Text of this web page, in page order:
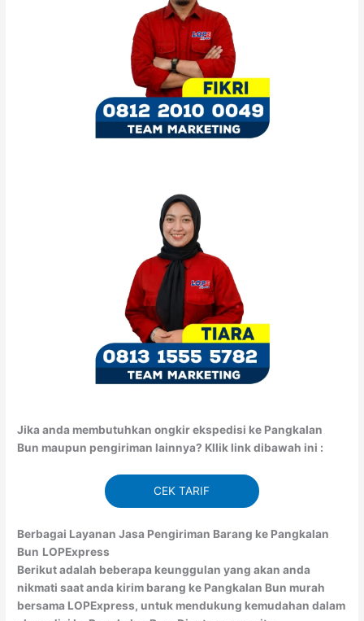
Jika anda membutuhkan ongkir ekspedisi ke Pangkalan
Bun maupun pengiriman lainnya? Kllik link dibawah ini :
CEK TARIF
Berbagai Layanan Jasa Pengiriman Barang ke Pangkalan
Bun LOPExpress
Berikut adalah beberapa keunggulan yang akan anda
nikmati saat anda kirim barang ke Pangkalan Bun murah
bersama LOPExpress, untuk mendukung kemudahan dalam